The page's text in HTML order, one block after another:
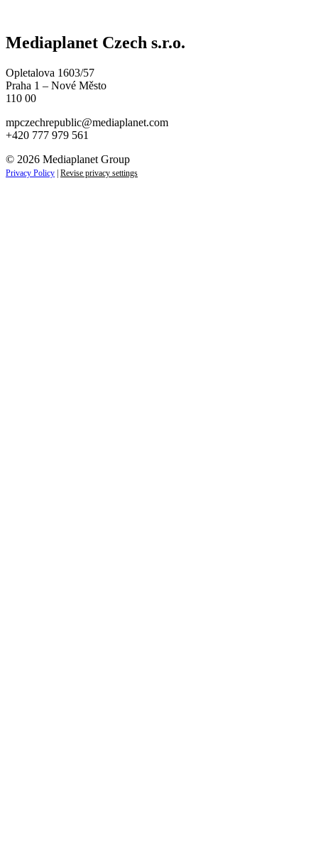
Mediaplanet Czech s.r.o.
Opletalova 1603/57
Praha 1 – Nové Město
110 00
mpczechrepublic@mediaplanet.com
+420 777 979 561
© 2026 Mediaplanet Group
Privacy Policy Revise privacy settings